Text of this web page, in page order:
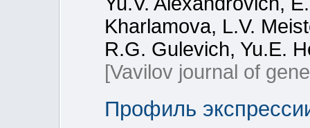
Kharlamova, L.V.
R.G. Gulevich, Yu.E.
[Vavilov journal of
Профиль